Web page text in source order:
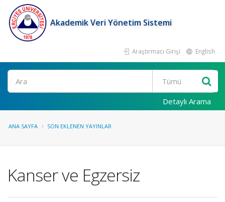
Akademik Veri Yönetim Sistemi
Araştırmacı Girişi English
Ara
Detaylı Arama
ANA SAYFA SON EKLENEN YAYINLAR
Kanser ve Egzersiz